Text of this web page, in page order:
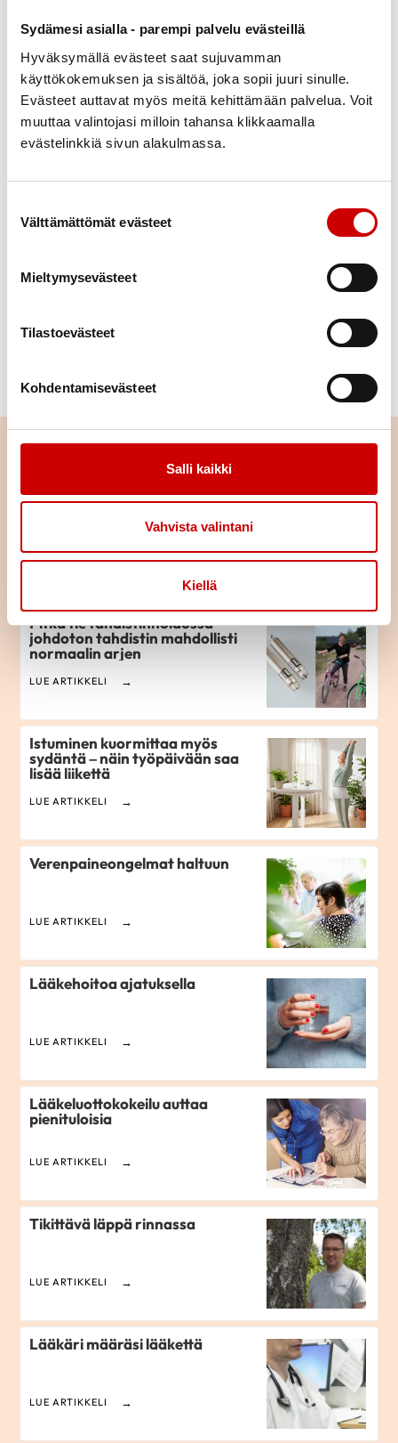
Sydämesi asialla - parempi palvelu evästeillä
Hyväksymällä evästeet saat sujuvamman
käyttökokemuksen ja sisältöä, joka sopii juuri sinulle.
Evästeet auttavat myös meitä kehittämään palvelua. Voit
muuttaa valintojasi milloin tahansa klikkaamalla
evästelinkkiä sivun alakulmassa.
Välttämättömät evästeet
Mieltymysevästeet
Tilastoevästeet
Kohdentamisevästeet
Salli kaikki
Vahvista valintani
Kiellä
lääkkeiden valintaan. Lääkehoito suunnitellaan aina
yksilöllisesti.
VERENPAINEEN HOIDON TEHOSTAMISESTA
(KYSY ASIANTUNTIJALTA)
TILAA SYDÄNPOTILAAN LÄÄKEHOITO-OPAS
SYDÄNKAUPASTA
Lue seuraavaksi
Hyvä lääkehoito toteutuu
LUE ARTIKKELI
Pitkä tie tahdistinhoidossa –
johdoton tahdistin mahdollisti
normaalin arjen
LUE ARTIKKELI
Istuminen kuormittaa myös
sydäntä – näin työpäivään saa
lisää liikettä
LUE ARTIKKELI
Verenpaineongelmat haltuun
LUE ARTIKKELI
Lääkehoitoa ajatuksella
LUE ARTIKKELI
Lääkeluottokokeilu auttaa
pienituloisia
LUE ARTIKKELI
Tikittävä läppä rinnassa
LUE ARTIKKELI
Lääkäri määräsi lääkettä
LUE ARTIKKELI